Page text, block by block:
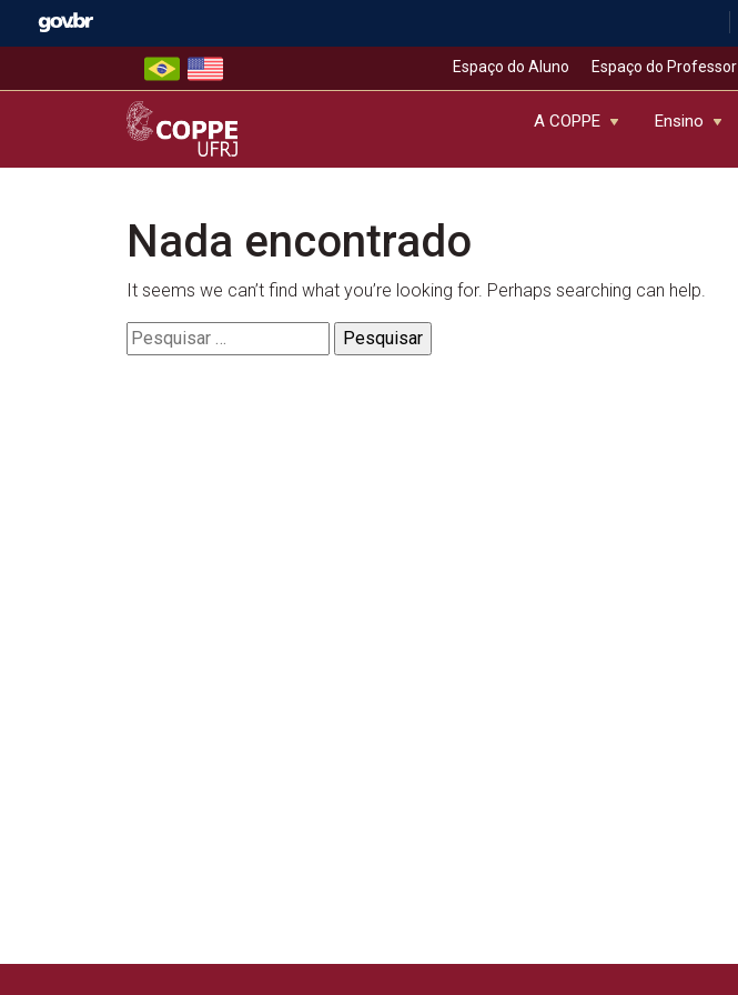
Espaço do Aluno Espaço do Professor
COPPE – UFRJ
A COPPE Ensino
Nada encontrado
It seems we can’t find what you’re looking for. Perhaps searching can help.
Pesquisar
por: